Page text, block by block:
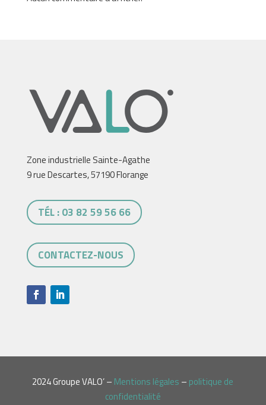
Zone industrielle Sainte-Agathe
9 rue Descartes, 57190 Florange
TÉL : 03 82 59 56 66
CONTACTEZ-NOUS
2024 Groupe VALO’ – Mentions légales – politique de
confidentialité